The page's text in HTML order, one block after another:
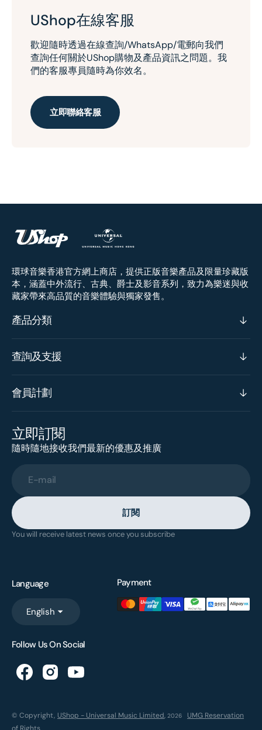
UShop在線客服
歡迎隨時透過在線查詢/WhatsApp/電郵向我們
查詢任何關於UShop購物及產品資訊之問題。我
們的客服專員隨時為你效名。
立即聯絡客服
環球音樂香港官方網上商店，提供正版音樂產品及限量珍藏版
本，涵蓋中外流行、古典、爵士及影音系列，致力為樂迷與收
藏家帶來高品質的音樂體驗與獨家發售。
產品分類
查詢及支援
會員計劃
立即訂閱
隨時隨地接收我們最新的優惠及推廣
E-mail
訂閱
You will receive latest news once you subscribe
Language
English
Payment
Follow Us On Social
© Copyright, UShop - Universal Music Limited, 2026
UMG Reservation